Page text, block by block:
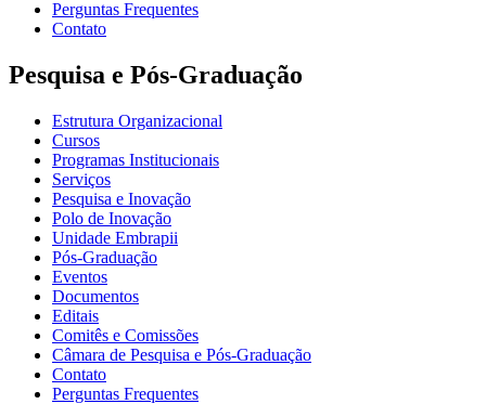
Perguntas Frequentes
Contato
Pesquisa e Pós-Graduação
Estrutura Organizacional
Cursos
Programas Institucionais
Serviços
Pesquisa e Inovação
Polo de Inovação
Unidade Embrapii
Pós-Graduação
Eventos
Documentos
Editais
Comitês e Comissões
Câmara de Pesquisa e Pós-Graduação
Contato
Perguntas Frequentes